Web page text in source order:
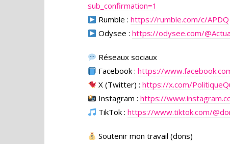
sub_confirmation=1
Rumble :https://rumble.com/c/APDQ
Odysee :https://odysee.com/
Réseaux sociaux
Facebook :https://
X (Twitter) :https://x.com/
Instagram :https://
TikTok :https://www.tiktok.com/
Soutenir mon travail (dons)